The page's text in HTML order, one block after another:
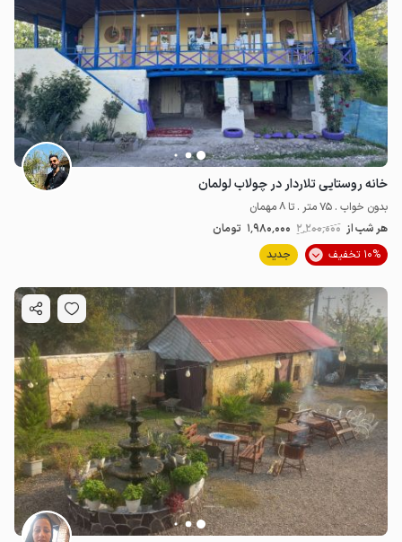
خانه روستایی تلاردار در چولاب لولمان
بدون خواب . 75 متر . تا 8 مهمان
هر شب از 2٬200٬000 1٬980٬000 تومان
10% تخفیف
جدید